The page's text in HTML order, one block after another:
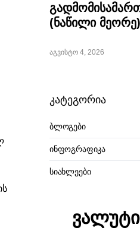
(ნაწილი მეორე)
აგვისტო 4, 2026
კატეგორია
ბლოგები
ინფოგრაფიკა
სიახლეები